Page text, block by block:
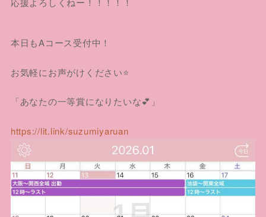
本日もAコース受付中！
お気軽にお声がけください⭐️
「あなたの一等賞になりたいな💕」
https://lit.link/suzumiyaruan